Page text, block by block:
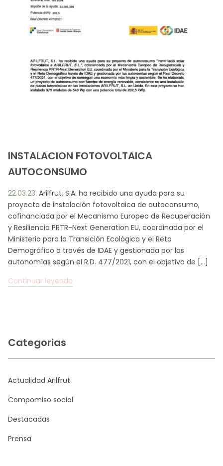
CA EN FR
INSTALACION FOTOVOLTAICA
AUTOCONSUMO
22.03.23. Arilfrut, S.A. ha recibido una ayuda para su
proyecto de instalación fotovoltaica de autoconsumo,
cofinanciada por el Mecanismo Europeo de Recuperación
y Resiliencia PRTR-Next Generation EU, coordinada por el
Ministerio para la Transición Ecológica y el Reto
Demográfico a través de IDAE y gestionada por las
autonomías según el R.D. 477/2021, con el objetivo de […]
Continuar leyendo
Categorias
Actualidad Arilfrut
Compomiso social
Destacadas
Prensa